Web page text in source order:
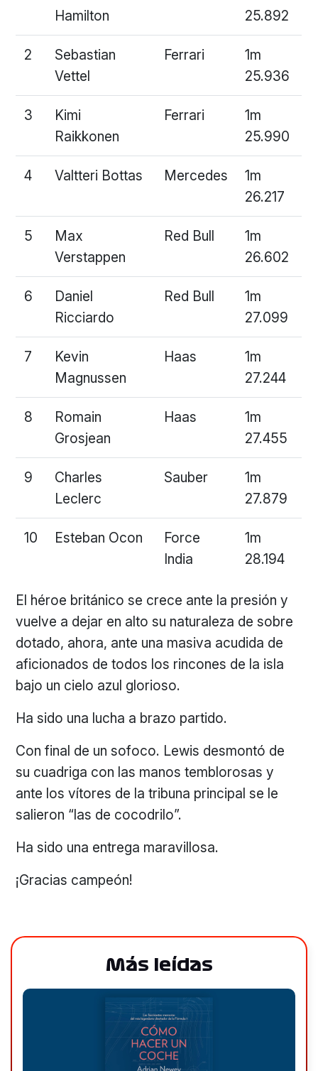
Hamilton
25.892
2
Sebastian
Vettel
Ferrari
1m
25.936
3
Kimi
Raikkonen
Ferrari
1m
25.990
4 Valtteri Bottas Mercedes
1m
26.217
5
Max
Verstappen
Red Bull
1m
26.602
6
Daniel
Ricciardo
Red Bull
1m
27.099
7
Kevin
Magnussen
Haas
1m
27.244
8
Romain
Grosjean
Haas
1m
27.455
9
Charles
Leclerc
Sauber
1m
27.879
10 Esteban Ocon
Force
India
1m
28.194
El héroe británico se crece ante la presión y
vuelve a dejar en alto su naturaleza de sobre
dotado, ahora, ante una masiva acudida de
aficionados de todos los rincones de la isla
bajo un cielo azul glorioso.
Ha sido una lucha a brazo partido.
Con final de un sofoco. Lewis desmontó de
su cuadriga con las manos temblorosas y
ante los vítores de la tribuna principal se le
salieron “las de cocodrilo”.
Ha sido una entrega maravillosa.
¡Gracias campeón!
Más leídas